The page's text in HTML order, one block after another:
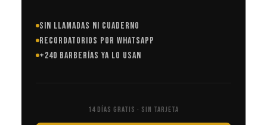
SIN LLAMADAS NI CUADERNO
RECORDATORIOS POR WHATSAPP
+240 BARBERÍAS YA LO USAN
14 DÍAS GRATIS · SIN TARJETA